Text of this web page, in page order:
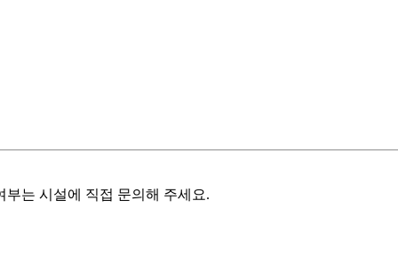
는 시설에 직접 문의해 주세요.